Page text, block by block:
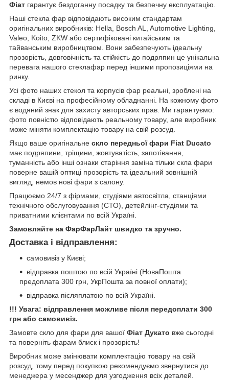
Фіат гарантує бездоганну посадку та безпечну експлуатацію.
Наші стекла фар відповідають високим стандартам
оригінальних виробників: Hella, Bosch AL, Automotive Lighting,
Valeo, Koito, ZKW або сертифіковані китайським та
тайванським виробництвом. Вони забезпечують ідеальну
прозорість, довговічність та стійкість до подряпин це унікальна
перевага нашого стеклафар перед іншими пропозиціями на
ринку.
Усі фото наших стекол та корпусів фар реальні, зроблені на
складі в Києві на професійному обладнанні. На кожному фото
є водяний знак для захисту авторських прав. Ми гарантуємо:
фото повністю відповідають реальному товару, але виробник
може міняти комплектацію товару на свій розсуд.
Якщо ваше оригінальне скло передньої фари Fiat Ducato
має подряпини, тріщини, жовтуватість, запотівання,
туманність або інші ознаки старіння заміна тільки скла фари
поверне вашій оптиці прозорість та ідеальний зовнішній
вигляд, немов нові фари з салону.
Працюємо 24/7 з фірмами, студіями автосвітла, станціями
технічного обслуговування (СТО), детейлінг-студіями та
приватними клієнтами по всій Україні.
Замовляйте на ФарФарЛайт швидко та зручно.
Доставка і відправлення:
самовивіз у Києві;
відправка поштою по всій Україні (НоваПошта
предоплата 300 грн, УкрПошта за повної оплати);
відправка післяплатою по всій Україні.
!!! Увага: відправлення можливе після передоплати 300
грн або самовивіз.
Замовте скло для фари для вашої Фіат Дукато вже сьогодні
та поверніть фарам блиск і прозорість!
Виробник може змінювати комплектацію товару на свій
розсуд, тому перед покупкою рекомендуємо звернутися до
менеджера у месенджер для узгодження всіх деталей.